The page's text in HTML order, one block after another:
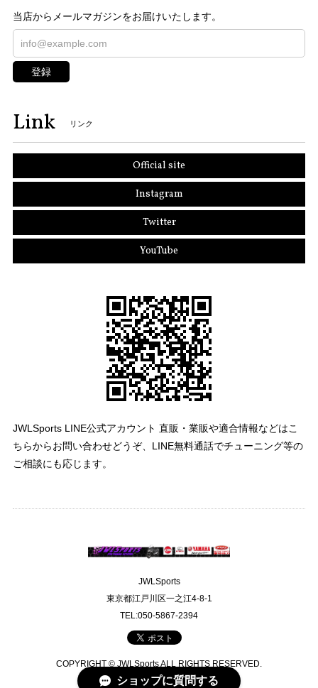
当店からメールマガジンをお届けいたします。
登録
Link リンク
Official site
Instagram
Twitter
YouTube
JWLSports LINE公式アカウント 直販・業販や適合情報などはこ
ちらからお問い合わせどうぞ、LINE無料通話でチューニング等の
ご相談にも応じます。
JWLSports
東京都江戸川区一之江4-8-1
TEL:050-5867-2394
COPYRIGHT © JWLSports ALL RIGHTS RESERVED.
ショップに質問する